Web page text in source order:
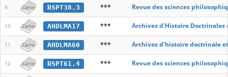
9 Carte RSPT38.3 *** Revue des sciences
10 Carte AHDLMA17 *** Archives d'Histoire Doctrinales
11 Carte AHDLMA60 *** Archives d'histoire doctrinale
12 Carte RSPT61.4 *** Revue des sciences